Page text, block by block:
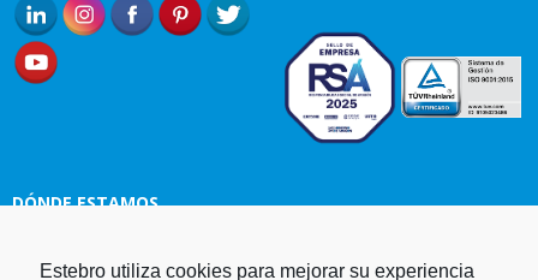
DÓNDE ESTAMOS
Estampaciones EBRO, S.L.
Estebro utiliza cookies para mejorar su experiencia